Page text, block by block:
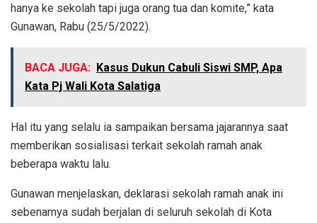
hanya ke sekolah tapi juga orang tua dan komite,” kata
Gunawan, Rabu (25/5/2022).
BACA JUGA: Kasus Dukun Cabuli Siswi SMP, Apa
Kata Pj Wali Kota Salatiga
Hal itu yang selalu ia sampaikan bersama jajarannya saat
memberikan sosialisasi terkait sekolah ramah anak
beberapa waktu lalu.
Gunawan menjelaskan, deklarasi sekolah ramah anak ini
sebenarnya sudah berjalan di seluruh sekolah di Kota